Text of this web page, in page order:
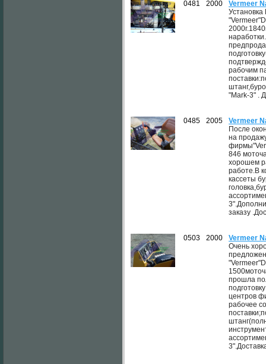
0481 2000
Vermeer
рабочим
"Mark-3" .
0485 2005
Vermeer
После
на
846
хорошем
работе.В
кассеты
заказу
0503 2000
Vermeer
Очень
прошла
центров
рабочее